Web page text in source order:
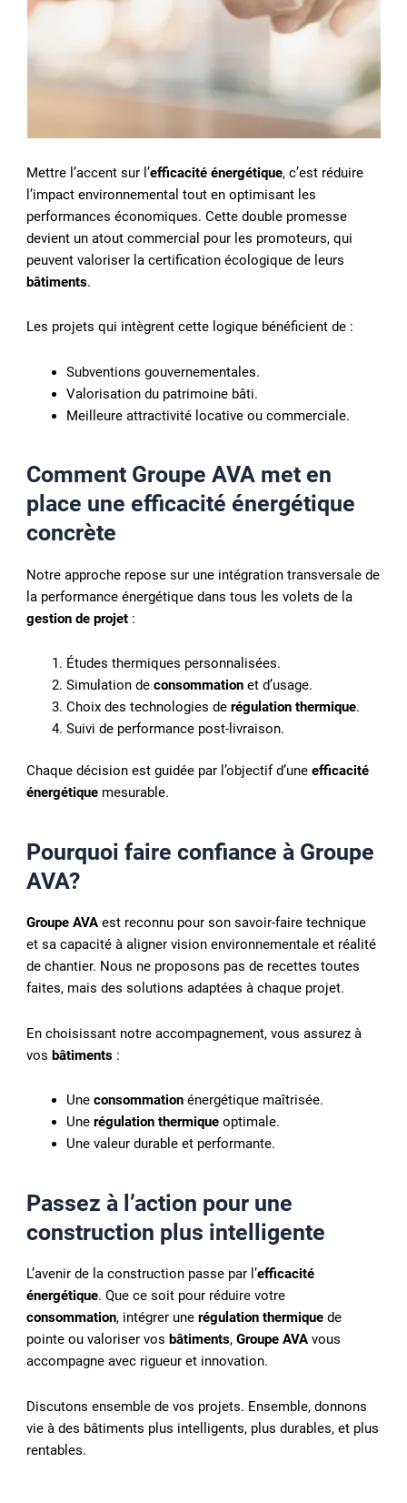
Mettre l’accent sur l’efficacité énergétique, c’est réduire
l’impact environnemental tout en optimisant les
performances économiques. Cette double promesse
devient un atout commercial pour les promoteurs, qui
peuvent valoriser la certification écologique de leurs
bâtiments.
Les projets qui intègrent cette logique bénéficient de :
Subventions gouvernementales.
Valorisation du patrimoine bâti.
Meilleure attractivité locative ou commerciale.
Comment Groupe AVA met en
place uneefficacité énergétique
concrète
Notre approche repose sur une intégration transversale de
la performance énergétique dans tous les volets de la
gestion de projet :
Études thermiques personnalisées.
Simulation de consommationet d’usage.
Choix des technologies de régulation thermique.
Suivi de performance post-livraison.
Chaque décision est guidée par l’objectif d’uneefficacité
énergétique mesurable.
Pourquoi faire confiance à Groupe
AVA?
Groupe AVA est reconnu pour son savoir-faire technique
et sa capacité à aligner vision environnementale et réalité
de chantier. Nous ne proposons pas de recettes toutes
faites, mais des solutions adaptées à chaque projet.
En choisissant notre accompagnement, vous assurez à
vosbâtiments :
Une consommationénergétique maîtrisée.
Une régulation thermiqueoptimale.
Une valeur durable et performante.
Passez à l’action pour une
construction plus intelligente
L’avenir de la construction passe par l’efficacité
énergétique. Que ce soit pour réduire votre
consommation, intégrer unerégulation thermique de
pointe ou valoriser vos bâtiments,Groupe AVA vous
accompagne avec rigueur et innovation.
Discutons ensemble de vos projets. Ensemble, donnons
vie à des bâtiments plus intelligents, plus durables, et plus
rentables.